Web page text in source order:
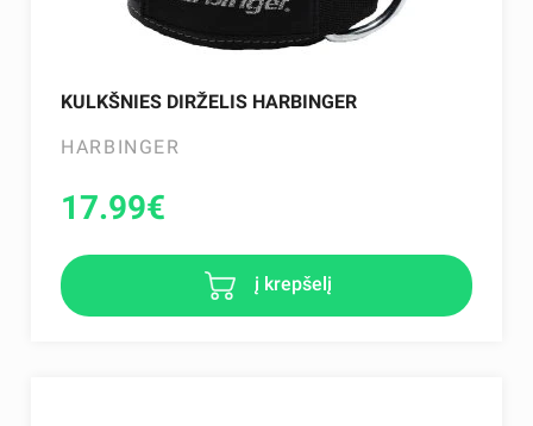
KULKŠNIES DIRŽELIS HARBINGER
HARBINGER
17.99€
į krepšelį